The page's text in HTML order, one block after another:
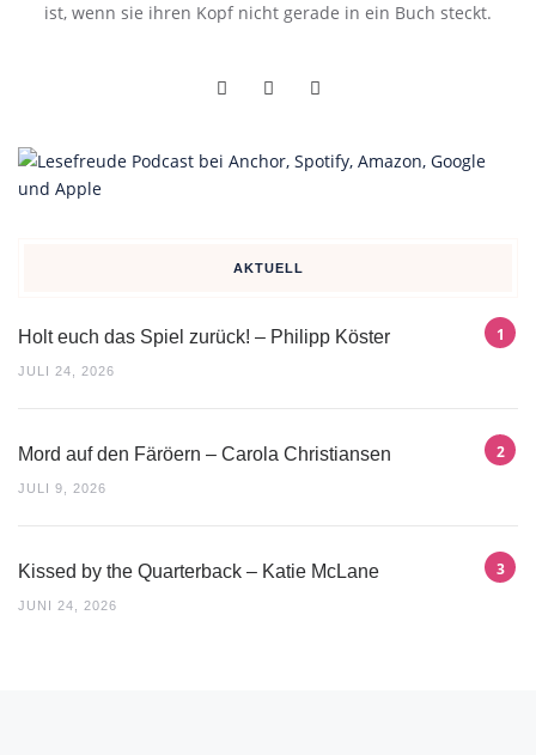
ist, wenn sie ihren Kopf nicht gerade in ein Buch steckt.
AKTUELL
Holt euch das Spiel zurück! – Philipp Köster
JULI 24, 2026
Mord auf den Färöern – Carola Christiansen
JULI 9, 2026
Kissed by the Quarterback – Katie McLane
JUNI 24, 2026